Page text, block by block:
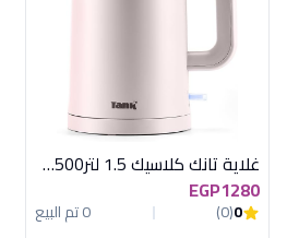
غلاية تانك كلاسيك 1.5 لتر1500 وات وردى
EGP1280
0
(0)
0 تم البيع